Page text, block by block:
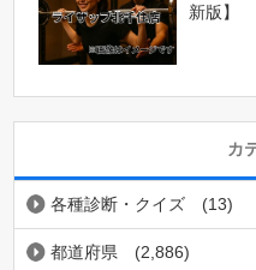
新版】
カ
各種診断・クイズ (13)
都道府県
(2,886)